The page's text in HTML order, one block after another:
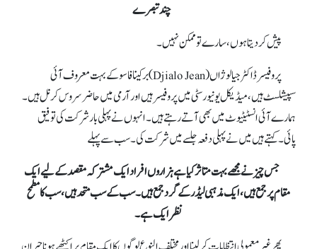
چند تبصرے
پیش کر دیتا ہوں، سارے تو ممکن نہیں۔
پروفیسر ڈاکٹر جیالو ژاں (Djialo Jean) برکینا فاسو کے بہت معروف آئی
سپیشلسٹ ہیں، میڈیکل یونیورسٹی میں پروفیسر ہیں اور آرمی میں حاضر سروس کرنل ہیں۔
ہمارے آئی انسٹیٹیوٹ میں بھی آتے رہتے ہیں۔ انہوں نے پہلی بار شرکت کی توفیق
پائی۔ کہتے ہیں میں نے پہلی دفعہ جلسےمیں شرکت کی۔ سب سے پہلے
جس چیز نے مجھے بہت متاثر کیا ہے ہزاروں افراد ایک مشترکہ مقصد کے لیے ایک
مقام پر جمع ہیں، ایک مذہبی لیڈر کے گرد جمع ہیں۔ سب کے سب متحد ہیں، سب کا مطمح
نظر ایک ہے۔